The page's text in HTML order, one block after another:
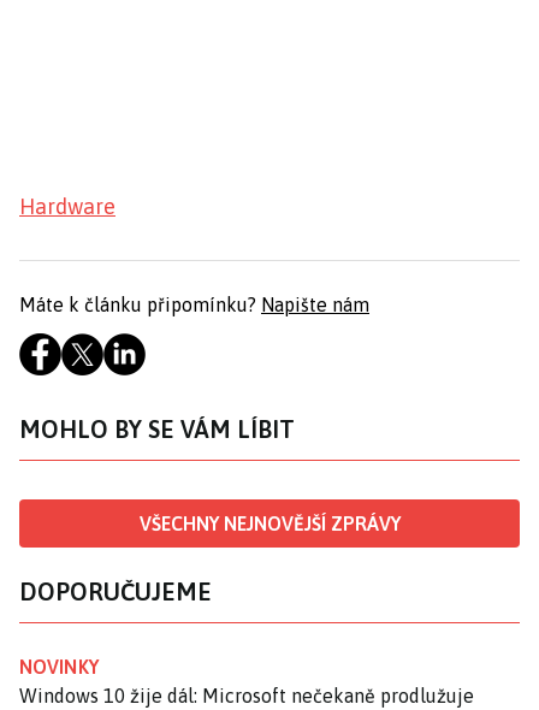
Hardware
Máte k článku připomínku? Napište nám
MOHLO BY SE VÁM LÍBIT
VŠECHNY NEJNOVĚJŠÍ ZPRÁVY
DOPORUČUJEME
NOVINKY
Windows 10 žije dál: Microsoft nečekaně prodlužuje